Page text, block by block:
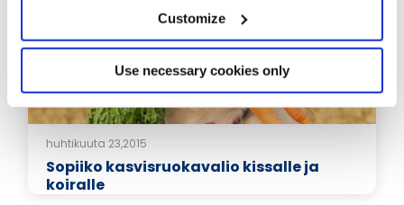
Customize
Use necessary cookies only
huhtikuuta 23,2015
Sopiiko kasvisruokavalio kissalle ja
koiralle